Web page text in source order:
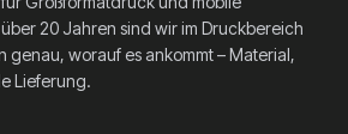
20 Jahren sind wir im Druckbereich
genau, worauf es ankommt – Material,
Lieferung.